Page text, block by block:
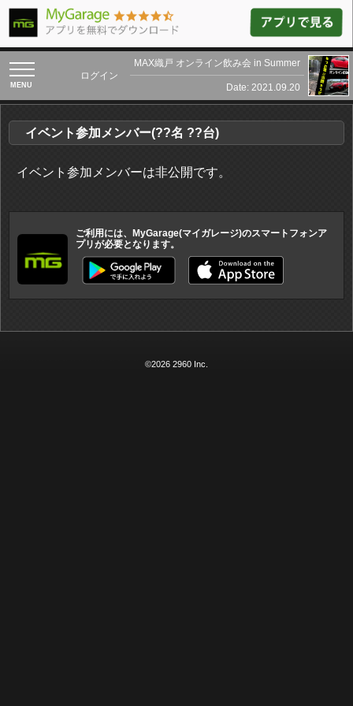
toggle
navigation
ログイン
MAX織戸 オンライン飲み会 in Summer
Date: 2021.09.20
イベント参加メンバー(??名 ??台)
イベント参加メンバーは非公開です。
ご利用には、MyGarage(マイガレージ)のスマートフォンア
プリが必要となります。
©2026 2960 Inc.